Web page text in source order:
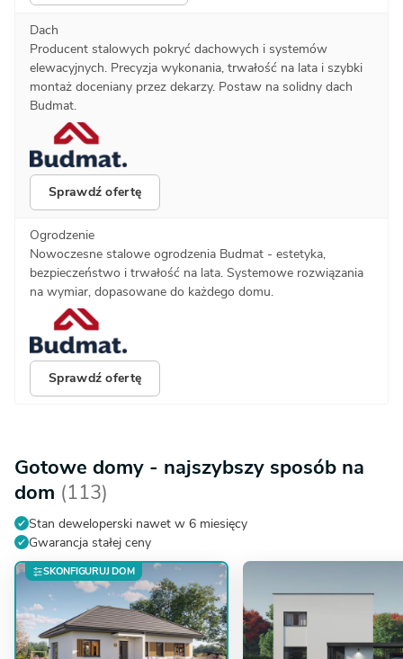
Dach
Producent stalowych pokryć dachowych i systemów
elewacyjnych. Precyzja wykonania, trwałość na lata i szybki
montaż doceniany przez dekarzy. Postaw na solidny dach
Budmat.
Sprawdź ofertę
Ogrodzenie
Nowoczesne stalowe ogrodzenia Budmat - estetyka,
bezpieczeństwo i trwałość na lata. Systemowe rozwiązania
na wymiar, dopasowane do każdego domu.
Sprawdź ofertę
Gotowe domy - najszybszy sposób na
dom (113)
Stan deweloperski nawet w 6 miesięcy
Gwarancja stałej ceny
SKONFIGURUJ DOM